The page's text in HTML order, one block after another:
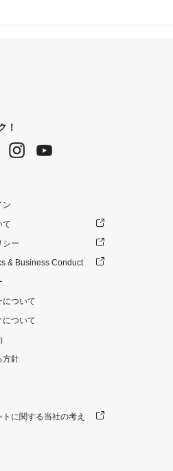
！
ン
て
シー
& Business Conduct
について
について
方針
に関する当社の考え